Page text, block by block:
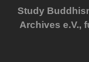
Study
Archives e.V.,